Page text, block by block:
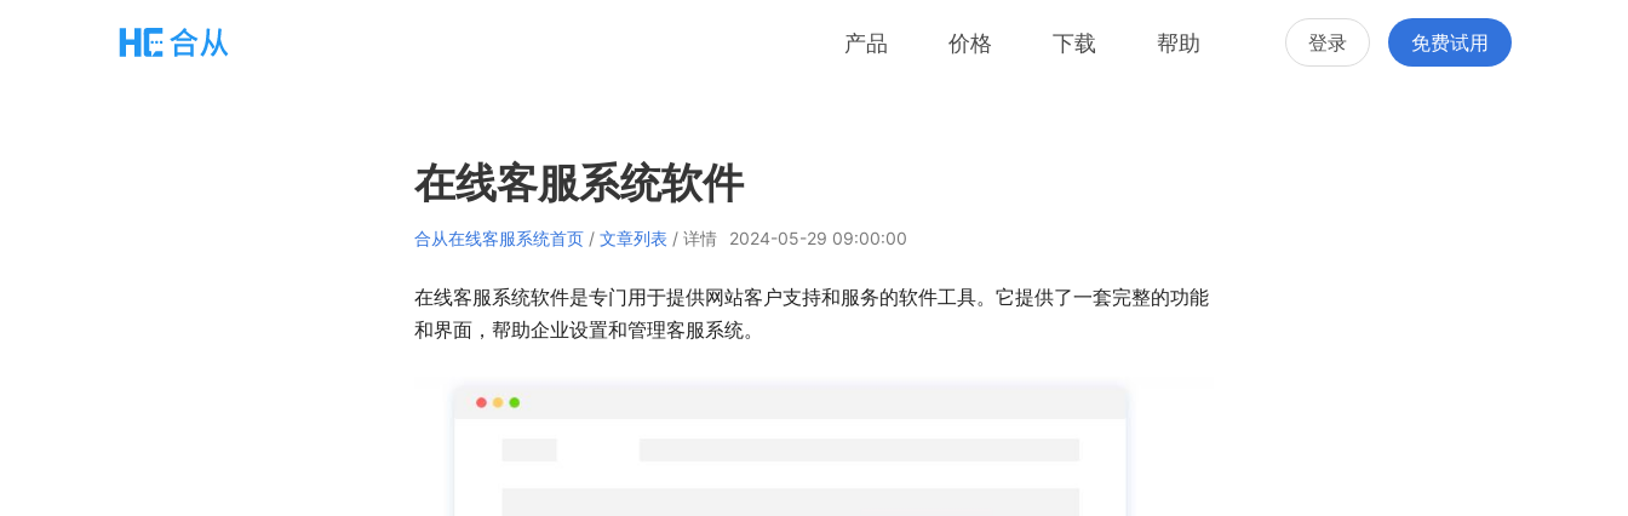
产品 价格 下载 帮助 登录 免费试用
在线客服系统软件
合从在线客服系统首页 / 文章列表 / 详情 2024-05-29 09:00:00
在线客服系统软件是专门用于提供网站客户支持和服务的软件工具。它提供了一套完整的功能
和界面，帮助企业设置和管理‍客服系统。